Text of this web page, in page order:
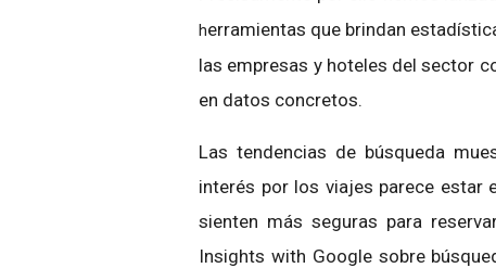
herramientas que brindan
las empresas y hoteles del sector
en datos concretos.
Las tendencias de búsqueda
interés por los viajes parece estar
sienten más seguras para
Insights with Google sobre